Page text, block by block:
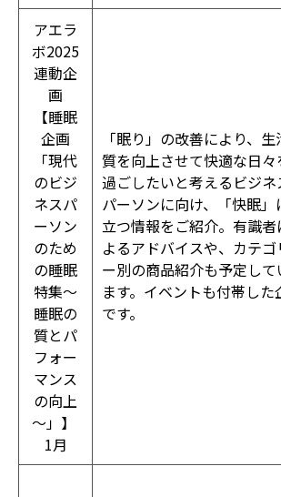
アエラ
ボ2025
連動企
画
【睡眠
企画
「現代
のビジ
ネスパ
ーソン
のため
の睡眠
特集～
睡眠の
質とパ
フォー
マンス
の向上
～」】
1月
「眠り」の改善により、生
質を向上させて快適な日々
過ごしたいと考えるビジネ
パーソンに向け、「快眠」
立つ情報をご紹介。有識者
よるアドバイスや、カテゴ
ー別の商品紹介も予定して
ます。 イベントも付帯した
です。